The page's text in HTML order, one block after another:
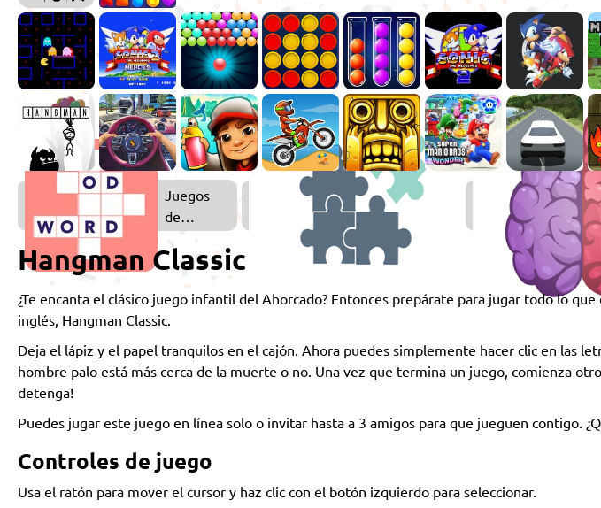
Juegos
de
Juegos
Puzzle
Hangman Classic
¿Te encanta el clásico juego infantil del Ahorcado? Entonces prepárate para jugar todo lo
inglés, Hangman Classic.
Deja el lápiz y el papel tranquilos en el cajón. Ahora puedes simplemente hacer clic en las
hombre palo está más cerca de la muerte o no. Una vez que termina un juego, comienza
detenga!
Puedes jugar este juego en línea solo o invitar hasta a 3 amigos para que jueguen contigo.
Controles de juego
Usa el ratón para mover el cursor y haz clic con el botón izquierdo para seleccionar.